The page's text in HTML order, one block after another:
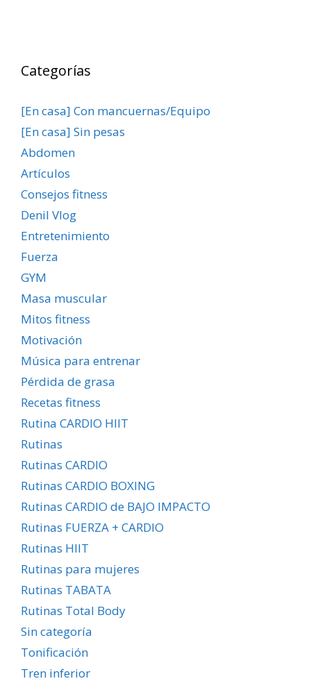
Categorías
[En casa] Con mancuernas/Equipo
[En casa] Sin pesas
Abdomen
Artículos
Consejos fitness
Denil Vlog
Entretenimiento
Fuerza
GYM
Masa muscular
Mitos fitness
Motivación
Música para entrenar
Pérdida de grasa
Recetas fitness
Rutina CARDIO HIIT
Rutinas
Rutinas CARDIO
Rutinas CARDIO BOXING
Rutinas CARDIO de BAJO IMPACTO
Rutinas FUERZA + CARDIO
Rutinas HIIT
Rutinas para mujeres
Rutinas TABATA
Rutinas Total Body
Sin categoría
Tonificación
Tren inferior